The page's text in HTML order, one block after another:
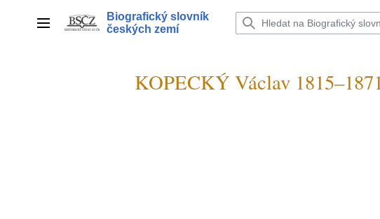
Hlavní menu
Biografický slovník
českých zemí
KOPECKÝ Václav